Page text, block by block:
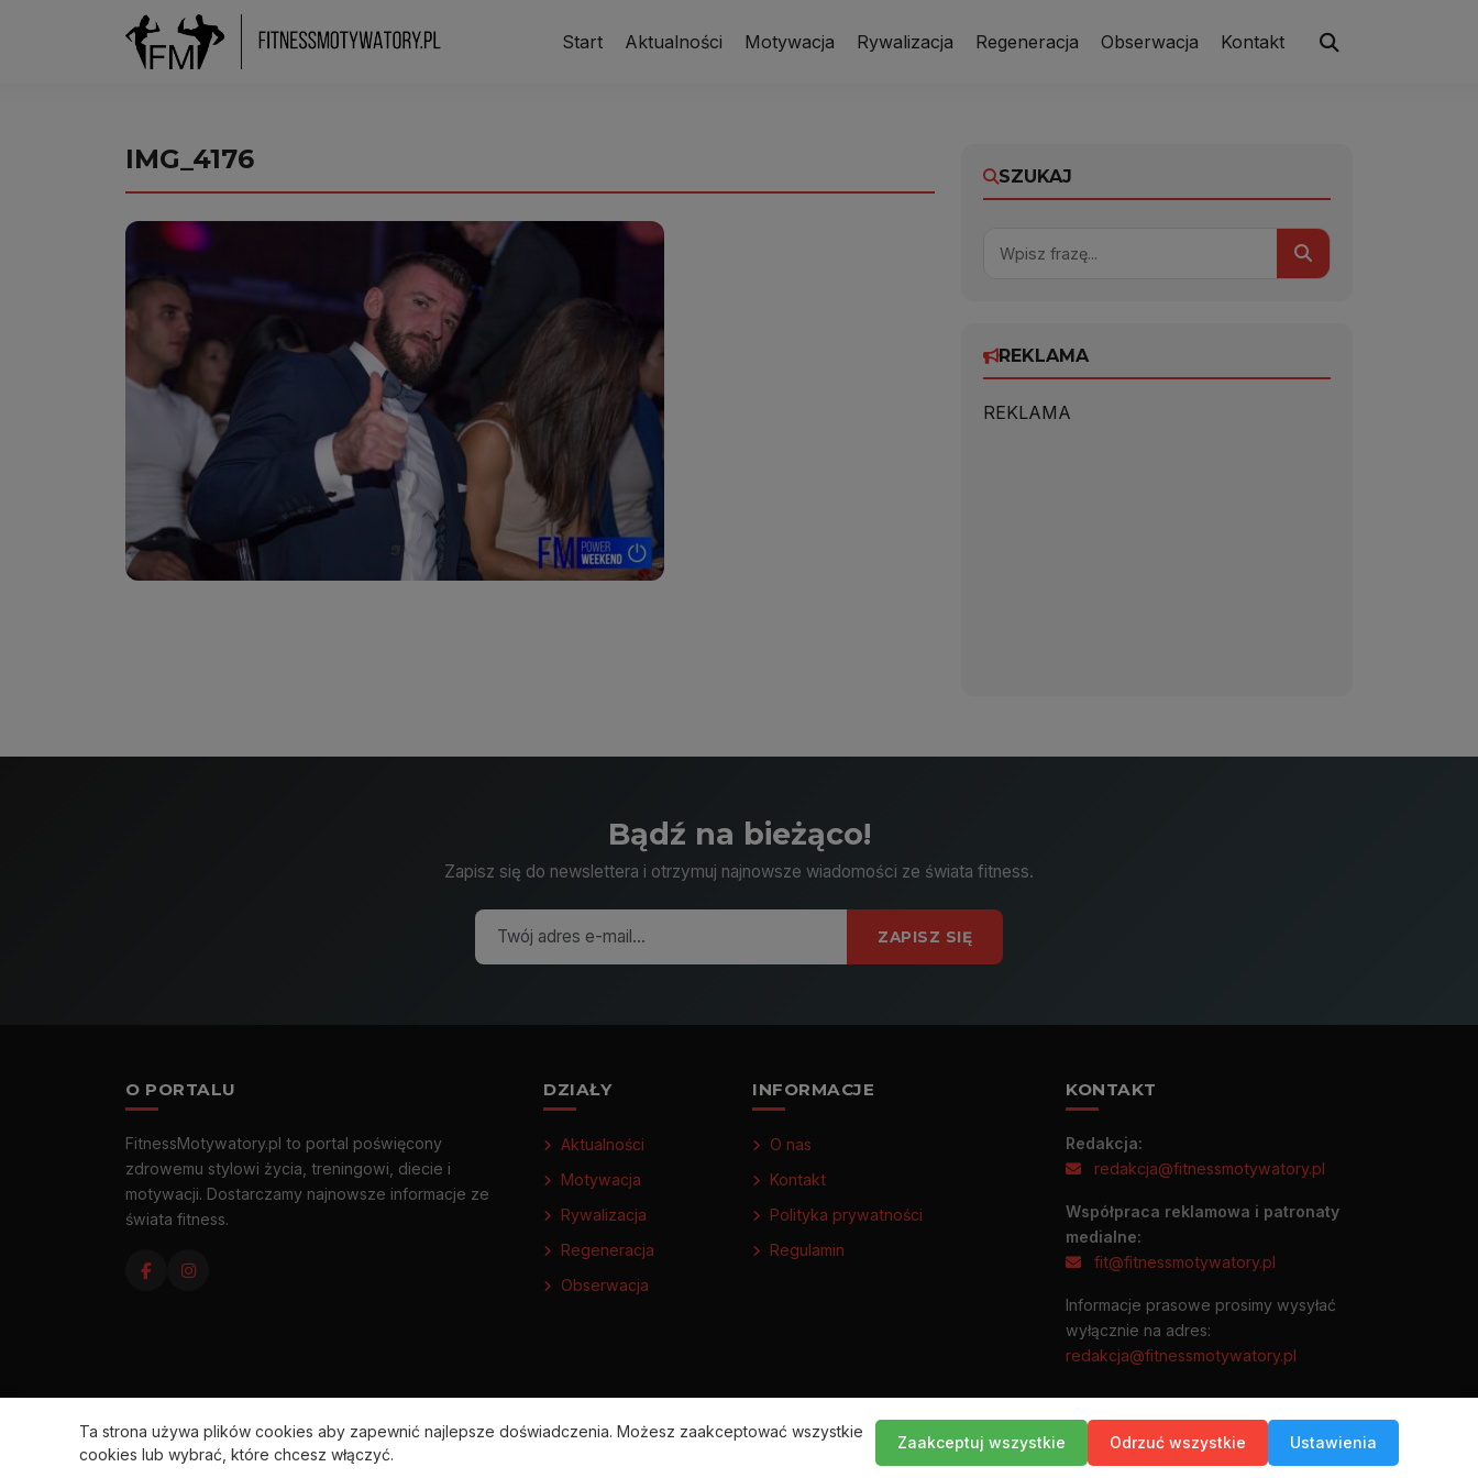
Start Aktualności Motywacja Rywalizacja Regeneracja Obserwacja Kontakt
IMG_4176
SZUKAJ
REKLAMA
REKLAMA
Bądź na bieżąco!
Zapisz się do newslettera i otrzymuj najnowsze wiadomości ze świata fitness.
ZAPISZ SIĘ
O PORTALU
FitnessMotywatory.pl to portal poświęcony
zdrowemu stylowi życia, treningowi, diecie i
motywacji. Dostarczamy najnowsze informacje ze
świata fitness.
DZIAŁY
Aktualności
Motywacja
Rywalizacja
Regeneracja
Obserwacja
INFORMACJE
O nas
Kontakt
Polityka prywatności
Regulamin
KONTAKT
Redakcja:
redakcja@fitnessmotywatory.pl
Współpraca reklamowa i patronaty
medialne:
fit@fitnessmotywatory.pl
Informacje prasowe prosimy wysyłać
wyłącznie na adres:
redakcja@fitnessmotywatory.pl
Ta strona używa plików cookies aby zapewnić najlepsze doświadczenia. Możesz zaakceptować wszystkie
cookies lub wybrać, które chcesz włączyć.
Zaakceptuj wszystkie Odrzuć wszystkie Ustawienia